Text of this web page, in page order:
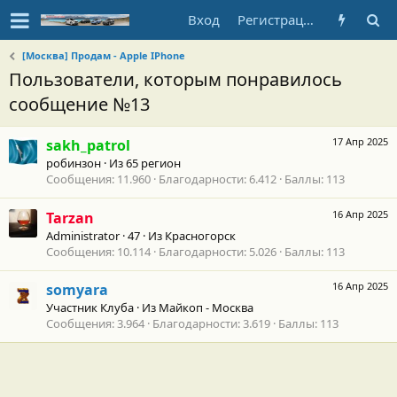
Вход Регистрация
[Москва] Продам - Apple IPhone
Пользователи, которым понравилось
сообщение №13
17 Апр 2025
sakh_patrol
робинзон · Из65 регион
Сообщения 11.960 Благодарности 6.412 Баллы 113
16 Апр 2025
Tarzan
Administrator ·47 · Из Красногорск
Сообщения 10.114 Благодарности 5.026 Баллы 113
16 Апр 2025
somyara
Участник Клуба · Из Майкоп - Москва
Сообщения 3.964 Благодарности 3.619 Баллы 113